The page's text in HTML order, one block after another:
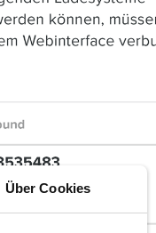
Über Cookies